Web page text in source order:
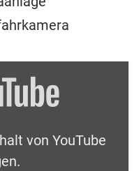
von YouTube